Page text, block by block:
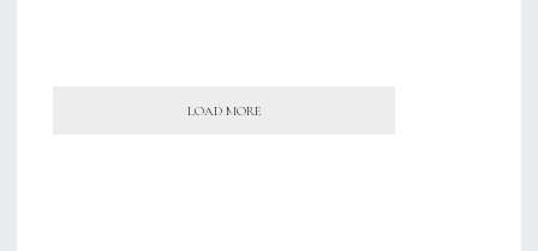
LOAD MORE